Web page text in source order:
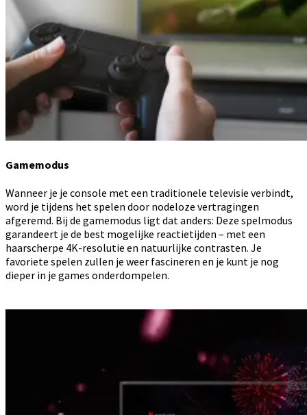
Gamemodus
Wanneer je je console met een traditionele televisie verbindt,
word je tijdens het spelen door nodeloze vertragingen
afgeremd. Bij de gamemodus ligt dat anders: Deze spelmodus
garandeert je de best mogelijke reactietijden – met een
haarscherpe 4K-resolutie en natuurlijke contrasten. Je
favoriete spelen zullen je weer fascineren en je kunt je nog
dieper in je games onderdompelen.